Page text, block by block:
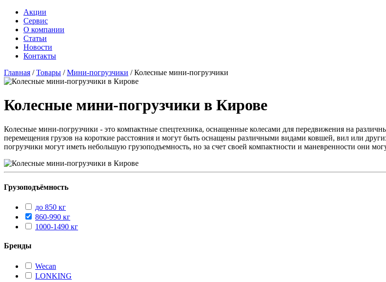
Акции
Сервис
О компании
Статьи
Новости
Контакты
Главная /Товары /Мини-погрузчики /Колесные мини-погрузчики
Колесные мини-погрузчики в Кирове
Колесные мини-погрузчики - это компактные спецтехника, оснащенные колесами для передвижения на
перемещения грузов на короткие расстояния и могут быть оснащены различными видами ковшей, вил или
погрузчики могут иметь небольшую грузоподъемность, но за счет своей компактности и маневренности они
Грузоподъёмность
до 850 кг
860-990 кг
1000-1490 кг
Бренды
Wecan
LONKING